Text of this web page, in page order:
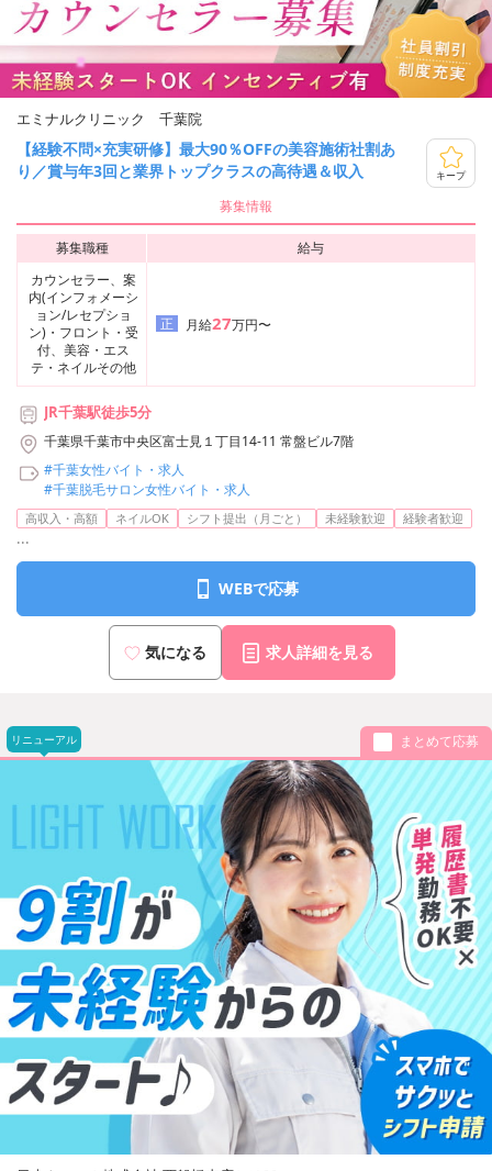
エミナルクリニック 千葉院
【経験不問×充実研修】最大90％OFFの美容施術社割あ
り／賞与年3回と業界トップクラスの高待遇＆収入
キープ
募集情報
募集職種
給与
カウンセラー、案
内(インフォメーシ
ョン/レセプショ
ン)・フロント・受
付、美容・エス
テ・ネイルその他
正 月給27万円〜
JR千葉駅徒歩5分
千葉県千葉市中央区富士見１丁目14-11 常盤ビル7階
#千葉女性バイト・求人
#千葉脱毛サロン女性バイト・求人
高収入・高額 ネイルOK シフト提出（月ごと） 未経験歓迎 経験者歓迎
...
WEBで応募
気になる 求人詳細を見る
リニューアル まとめて応募